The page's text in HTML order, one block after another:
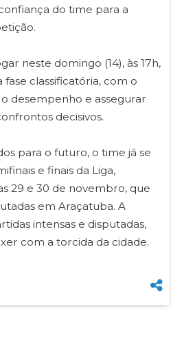
do time para a
neste domingo (14), às 17h,
classificatória, com o
desempenho e assegurar
decisivos.
para o futuro, o time já se
e finais da Liga,
29 e 30 de novembro, que
em Araçatuba. A
intensas e disputadas,
com a torcida da cidade.